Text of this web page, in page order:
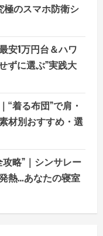
極のスマホ防衛シ
安1万円台＆ハワ
ずに選ぶ”実践大
着る布団”で肩・
材別おすすめ・選
攻略”｜シンサレー
熱…あなたの寝室